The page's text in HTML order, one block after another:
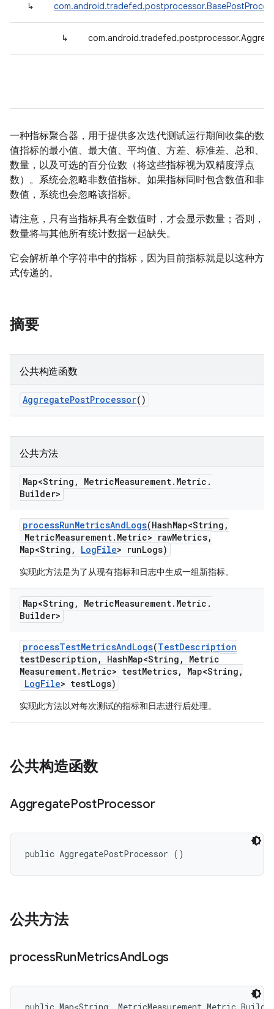
↳
↳
一种指标聚合器，用于提供多次迭代测试运行期间收集的数
值指标的最小值、最大值、平均值、方差、标准差、总和、
数量，以及可选的百分位数（将这些指标视为双精度浮点
数）。系统会忽略非数值指标。如果指标同时包含数值和非
数值，系统也会忽略该指标。
请注意，只有当指标具有全数值时，才会显示数量；否则，
数量将与其他所有统计数据一起缺失。
它会解析单个字符串中的指标，因为目前指标就是以这种方
式传递的。
摘要
公共构造函数
AggregatePostProcessor()
公共方法
Map<String , MetricMeasurement. Metric .
Builder>
processRunMetricsAndLogs(HashMap<String ,
MetricMeasurement. Metric> rawMetrics,
Map<String , LogFile> runLogs)
实现此方法是为了从现有指标和日志中生成一组新指标。
Map<String , MetricMeasurement. Metric .
Builder>
processTestMetricsAndLogs(TestDescription
testDescription , HashMap<String ,
Metric
Measurement. Metric> testMetrics, Map<String ,
LogFile> testLogs)
实现此方法以对每次测试的指标和日志进行后处理。
公共构造函数
AggregatePostProcessor
public AggregatePostProcessor ()
公共方法
processRunMetricsAndLogs